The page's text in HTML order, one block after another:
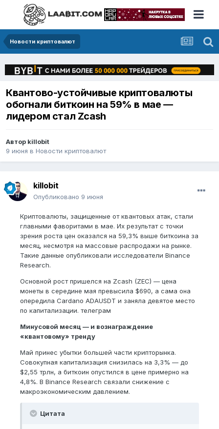
Новости криптовалют
Квантово-устойчивые криптовалюты
обогнали биткоин на 59% в мае —
лидером стал Zcash
Автор killobit
9 июня в Новости криптовалют
killobit
Опубликовано 9 июня
Криптовалюты, защищенные от квантовых атак, стали
главными фаворитами в мае. Их результат с точки
зрения роста цен оказался на 59,3% выше биткоина за
месяц, несмотря на массовые распродажи на рынке.
Такие данные опубликовали исследователи Binance
Research.
Основной рост пришелся на Zcash (ZEC) — цена
монеты в середине мая превысила $690, а сама она
опередила Cardano ADAUSDT и заняла девятое место
по капитализации. телеграм
Минусовой месяц — и вознаграждение
«квантовому» тренду
Май принес убытки большей части крипторынка.
Совокупная капитализация снизилась на 3,3% — до
$2,55 трлн, а биткоин опустился в цене примерно на
4,8%. В Binance Research связали снижение с
макроэкономическим давлением.
Цитата